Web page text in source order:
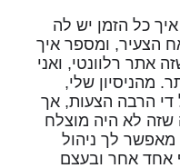
כל הזמן יש לה
לירן (30), האח הצעיר, ומספר איך
אתר רלוונטי, ואני
מהניסיון שלי,
הרבה הצעות, אך
שזה לא היה מוצלח
לך ניהול
אחד אחר ובעצם